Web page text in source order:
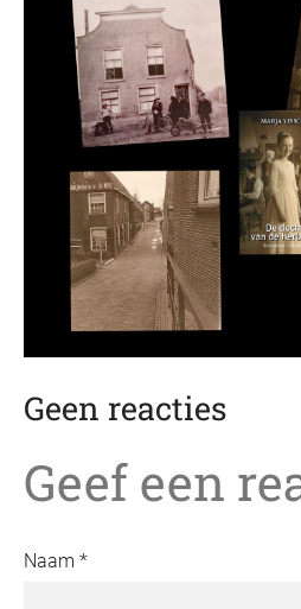
Geen reacties
Geef een
Naam *